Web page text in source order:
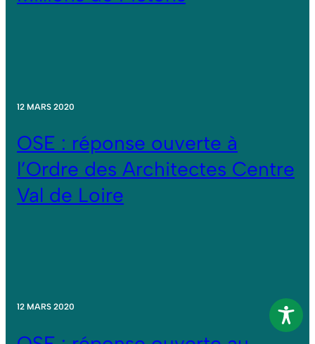
12 MARS 2020
OSE : réponse ouverte à
l’Ordre des Architectes Centre
Val de Loire
12 MARS 2020